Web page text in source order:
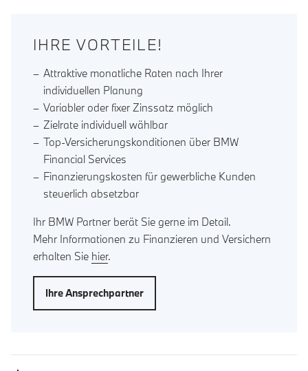
IHRE VORTEILE!
Attraktive monatliche Raten nach Ihrer
individuellen Planung
Variabler oder fixer Zinssatz möglich
Zielrate individuell wählbar
Top-Versicherungskonditionen über BMW
Financial Services
Finanzierungskosten für gewerbliche Kunden
steuerlich absetzbar
Ihr BMW Partner berät Sie gerne im Detail.
Mehr Informationen zu Finanzieren und Versichern
erhalten Sie hier.
Ihre Ansprechpartner